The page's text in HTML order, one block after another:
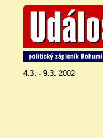
4.3. - 9.3. 2002